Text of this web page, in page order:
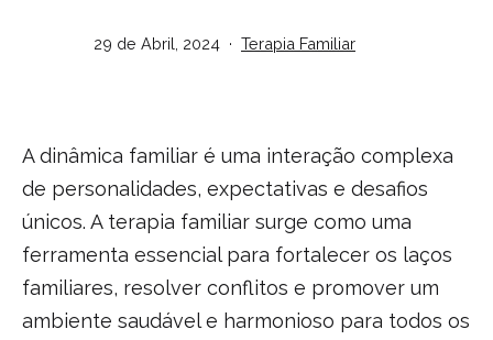
Publicado
29 de Abril, 2024
Categorizado
Terapia Familiar
A dinâmica familiar é uma interação complexa
de personalidades, expectativas e desafios
únicos. A terapia familiar surge como uma
ferramenta essencial para fortalecer os laços
familiares, resolver conflitos e promover um
ambiente saudável e harmonioso para todos os